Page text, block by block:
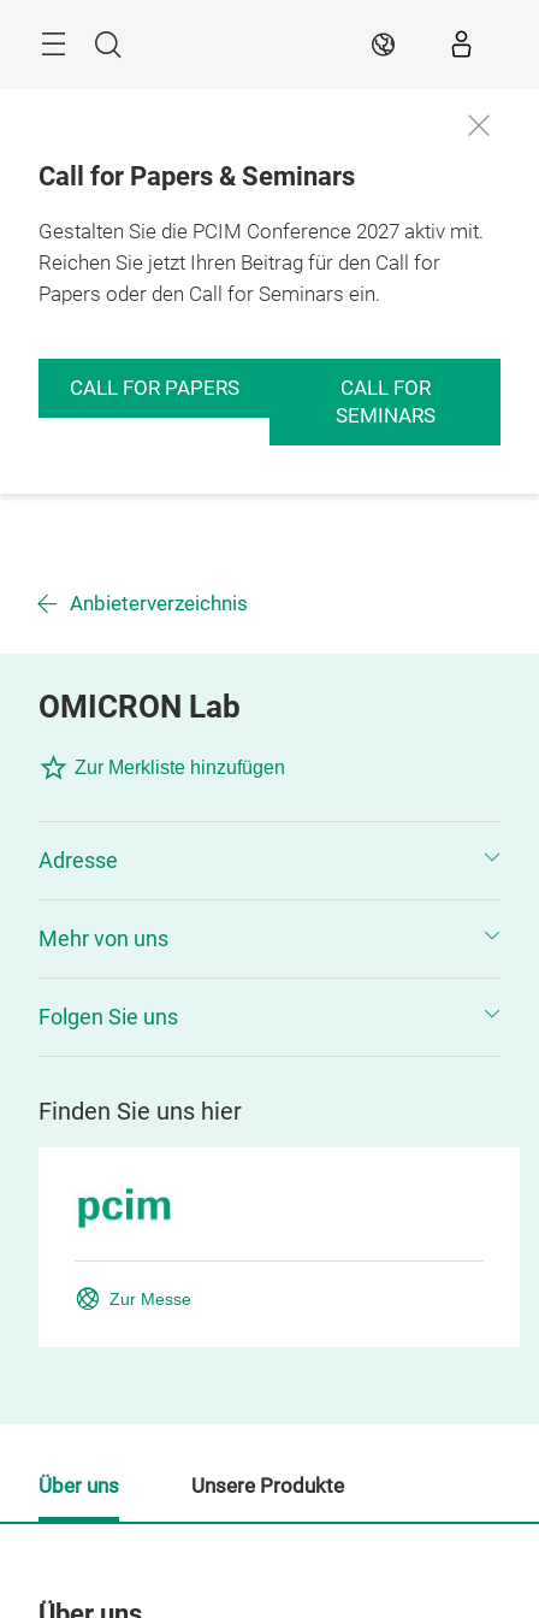
Suche DE
Call for Papers & Seminars
Gestalten Sie die PCIM Conference 2027 aktiv mit.
Reichen Sie jetzt Ihren Beitrag für den Call for
Papers oder den Call for Seminars ein.
CALL FOR PAPERS
CALL FOR
SEMINARS
Anbieterverzeichnis
OMICRON Lab
Zur Merkliste hinzufügen
Adresse
Mehr von uns
Folgen Sie uns
Finden Sie uns hier
Zur Messe
Über uns Unsere Produkte